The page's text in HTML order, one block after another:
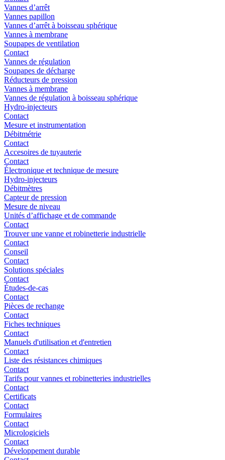
Vannes d’arrêt
Vannes papillon
Vannes d’arrêt à boisseau sphérique
Vannes à membrane
Soupapes de ventilation
Contact
Vannes de régulation
Soupapes de décharge
Réducteurs de pression
Vannes à membrane
Vannes de régulation à boisseau sphérique
Hydro-injecteurs
Contact
Mesure et instrumentation
Débitmétrie
Contact
Accesoires de tuyauterie
Contact
Électronique et technique de mesure
Hydro-injecteurs
Débitmètres
Capteur de pression
Mesure de niveau
Unités d’affichage et de commande
Contact
Trouver une vanne et robinetterie industrielle
Contact
Conseil
Contact
Solutions spéciales
Contact
Études-de-cas
Contact
Pièces de rechange
Contact
Fiches techniques
Contact
Manuels d'utilisation et d'entretien
Contact
Liste des résistances chimiques
Contact
Tarifs pour vannes et robinetteries industrielles
Contact
Certificats
Contact
Formulaires
Contact
Micrologiciels
Contact
Développement durable